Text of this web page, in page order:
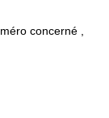
concerné ,